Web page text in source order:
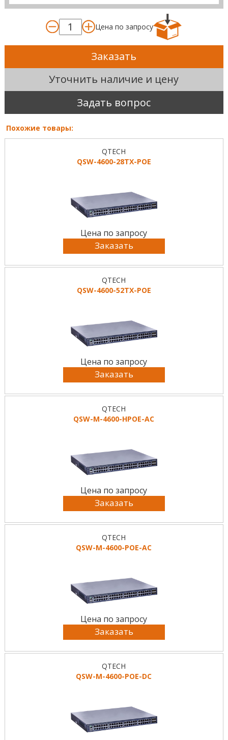
Цена по запросу
Заказать
Уточнить наличие и цену
Задать вопрос
Похожие товары:
QTECH
QSW-4600-28TX-POE
Цена по запросу
Заказать
QTECH
QSW-4600-52TX-POE
Цена по запросу
Заказать
QTECH
QSW-M-4600-HPOE-AC
Цена по запросу
Заказать
QTECH
QSW-M-4600-POE-AC
Цена по запросу
Заказать
QTECH
QSW-M-4600-POE-DC